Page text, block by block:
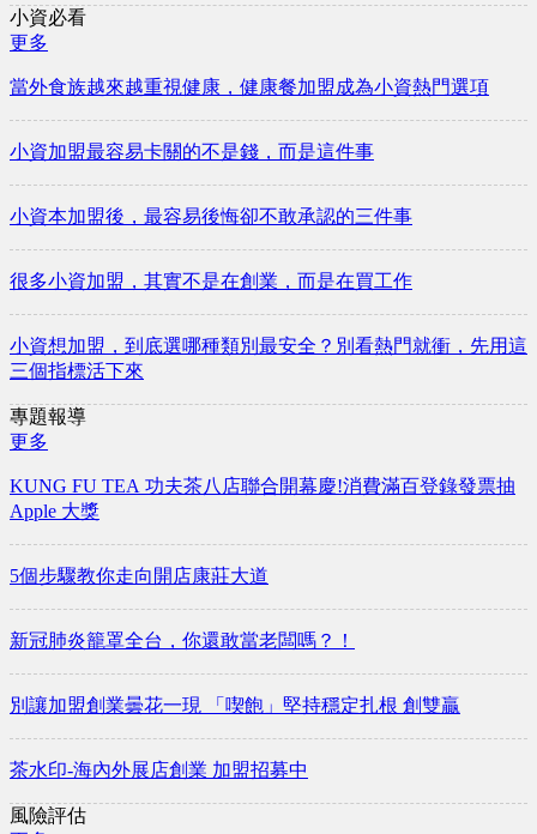
小資必看
更多
當外食族越來越重視健康，健康餐加盟成為小資熱門選項
小資加盟最容易卡關的不是錢，而是這件事
小資本加盟後，最容易後悔卻不敢承認的三件事
很多小資加盟，其實不是在創業，而是在買工作
小資想加盟，到底選哪種類別最安全？別看熱門就衝，先用這
三個指標活下來
專題報導
更多
KUNG FU TEA 功夫茶八店聯合開幕慶!消費滿百登錄發票抽
Apple 大獎
5個步驟教你走向開店康莊大道
新冠肺炎籠罩全台，你還敢當老闆嗎？！
別讓加盟創業曇花一現 「喫飽」堅持穩定扎根 創雙贏
茶水印-海內外展店創業 加盟招募中
風險評估